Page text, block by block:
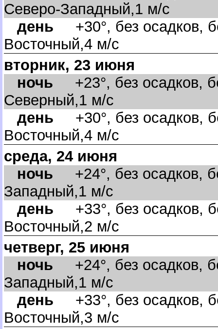
Северо-Западный,1 м/с
день +30°, без осадков,
осточный,4 м/с
торник, 23 июня
ночь +23°, без осадков,
Северный,1 м/с
день +30°, без осадков,
осточный,4 м/с
среда, 24 июня
ночь +24°, без осадков,
Западный,1 м/с
день +33°, без осадков,
осточный,2 м/с
четверг, 25 июня
ночь +24°, без осадков,
Западный,1 м/с
день +33°, без осадков,
осточный,3 м/с